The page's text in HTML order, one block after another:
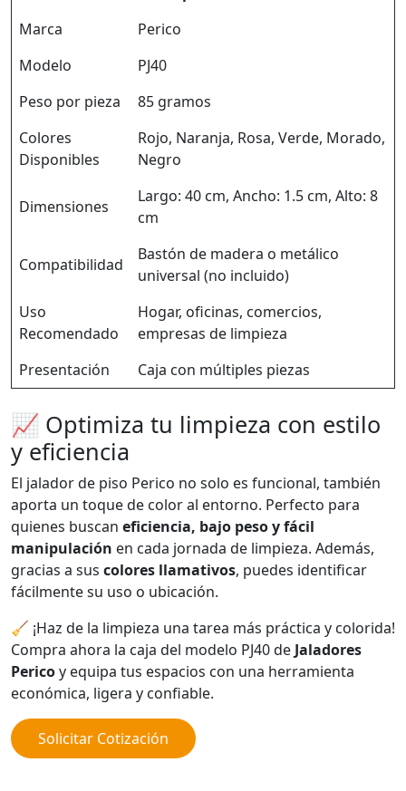
Marca
Perico
Modelo
PJ40
Peso por pieza
85 gramos
Colores
Disponibles
Rojo, Naranja, Rosa, Verde, Morado,
Negro
Dimensiones
Largo: 40 cm, Ancho: 1.5 cm, Alto: 8
cm
Compatibilidad
Bastón de madera o metálico
universal (no incluido)
Uso
Recomendado
Hogar, oficinas, comercios,
empresas de limpieza
Presentación
Caja con múltiples piezas
📈 Optimiza tu limpieza con estilo
y eficiencia
El jalador de piso Perico no solo es funcional, también
aporta un toque de color al entorno. Perfecto para
quienes buscan eficiencia, bajo peso y fácil
manipulación en cada jornada de limpieza. Además,
gracias a sus colores llamativos, puedes identificar
fácilmente su uso o ubicación.
🧹 ¡Haz de la limpieza una tarea más práctica y colorida!
Compra ahora la caja del modelo PJ40 de Jaladores
Pericoy equipa tus espacios con una herramienta
económica, ligera y confiable.
Solicitar Cotización